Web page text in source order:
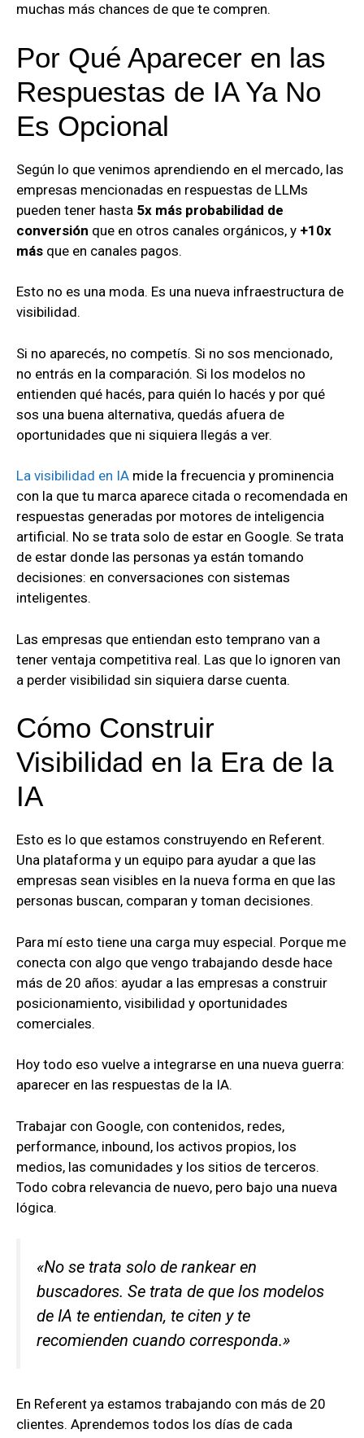
muchas más chances de que te compren.
Por Qué Aparecer en las
Respuestas de IA Ya No
Es Opcional
Según lo que venimos aprendiendo en el mercado, las
empresas mencionadas en respuestas de LLMs
pueden tener hasta 5x más probabilidad de
conversión que en otros canales orgánicos, y +10x
más que en canales pagos.
Esto no es una moda. Es una nueva infraestructura de
visibilidad.
Si no aparecés, no competís. Si no sos mencionado,
no entrás en la comparación. Si los modelos no
entienden qué hacés, para quién lo hacés y por qué
sos una buena alternativa, quedás afuera de
oportunidades que ni siquiera llegás a ver.
La visibilidad en IA mide la frecuencia y prominencia
con la que tu marca aparece citada o recomendada en
respuestas generadas por motores de inteligencia
artificial. No se trata solo de estar en Google. Se trata
de estar donde las personas ya están tomando
decisiones: en conversaciones con sistemas
inteligentes.
Las empresas que entiendan esto temprano van a
tener ventaja competitiva real. Las que lo ignoren van
a perder visibilidad sin siquiera darse cuenta.
Cómo Construir
Visibilidad en la Era de la
IA
Esto es lo que estamos construyendo en Referent.
Una plataforma y un equipo para ayudar a que las
empresas sean visibles en la nueva forma en que las
personas buscan, comparan y toman decisiones.
Para mí esto tiene una carga muy especial. Porque me
conecta con algo que vengo trabajando desde hace
más de 20 años: ayudar a las empresas a construir
posicionamiento, visibilidad y oportunidades
comerciales.
Hoy todo eso vuelve a integrarse en una nueva guerra:
aparecer en las respuestas de la IA.
Trabajar con Google, con contenidos, redes,
performance, inbound, los activos propios, los
medios, las comunidades y los sitios de terceros.
Todo cobra relevancia de nuevo, pero bajo una nueva
lógica.
«No se trata solo de rankear en
buscadores. Se trata de que los modelos
de IA te entiendan, te citen y te
recomienden cuando corresponda.»
En Referent ya estamos trabajando con más de 20
clientes. Aprendemos todos los días de cada